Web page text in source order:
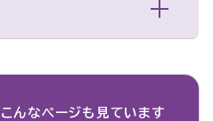
こんなページも見ています